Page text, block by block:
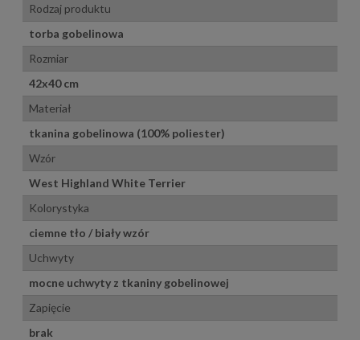
Rodzaj produktu
torba gobelinowa
Rozmiar
42x40 cm
Materiał
tkanina gobelinowa (100% poliester)
Wzór
West Highland White Terrier
Kolorystyka
ciemne tło / biały wzór
Uchwyty
mocne uchwyty z tkaniny gobelinowej
Zapięcie
brak